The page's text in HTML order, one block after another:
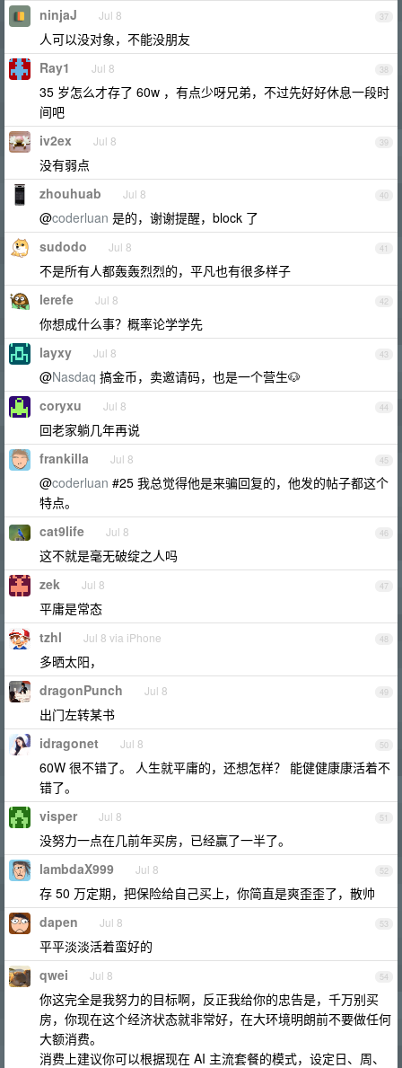
37
ninjaJ Jul 8
人可以没对象，不能没朋友
38
Ray1 Jul 8
35 岁怎么才存了 60w ，有点少呀兄弟，不过先好好休息一段时
间吧
39
iv2ex Jul 8
没有弱点
40
zhouhuab Jul 8
@coderluan 是的，谢谢提醒，block 了
41
sudodo Jul 8
不是所有人都轰轰烈烈的，平凡也有很多样子
42
lerefe Jul 8
你想成什么事？概率论学学先
43
layxy Jul 8
@Nasdaq 搞金币，卖邀请码，也是一个营生🐶
44
coryxu Jul 8
回老家躺几年再说
45
frankilla Jul 8
@coderluan #25 我总觉得他是来骗回复的，他发的帖子都这个
特点。
46
cat9life Jul 8
这不就是毫无破绽之人吗
47
zek Jul 8
平庸是常态
48
tzhl Jul 8 via iPhone
多晒太阳，
49
dragonPunch Jul 8
出门左转某书
50
idragonet Jul 8
60W 很不错了。 人生就平庸的，还想怎样？ 能健健康康活着不
错了。
51
visper Jul 8
没努力一点在几前年买房，已经赢了一半了。
52
lambdaX999 Jul 8
存 50 万定期，把保险给自己买上，你简直是爽歪歪了，散帅
53
dapen Jul 8
平平淡淡活着蛮好的
54
qwei Jul 8
你这完全是我努力的目标啊，反正我给你的忠告是，千万别买
房，你现在这个经济状态就非常好，在大环境明朗前不要做任何
大额消费。
消费上建议你可以根据现在 AI 主流套餐的模式，设定日、周、